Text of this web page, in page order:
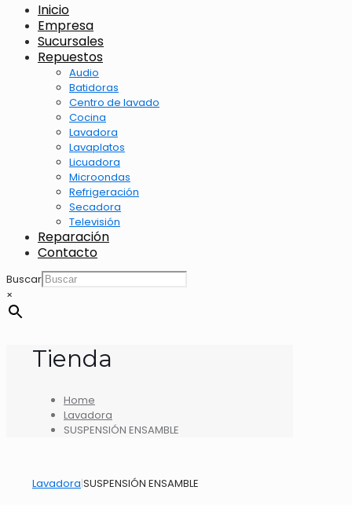
Inicio
Empresa
Sucursales
Repuestos
Audio
Batidoras
Centro de lavado
Cocina
Lavadora
Lavaplatos
Licuadora
Microondas
Refrigeración
Secadora
Televisión
Reparación
Contacto
Buscar
×
Tienda
Home
Lavadora
SUSPENSIÓN ENSAMBLE
Lavadora|SUSPENSIÓN ENSAMBLE